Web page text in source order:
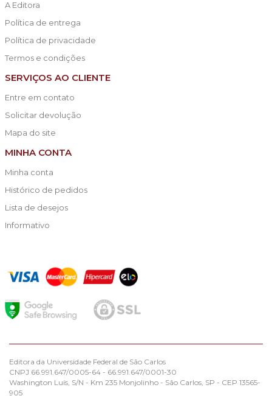
A Editora
Política de entrega
Política de privacidade
Termos e condições
SERVIÇOS AO CLIENTE
Entre em contato
Solicitar devolução
Mapa do site
MINHA CONTA
Minha conta
Histórico de pedidos
Lista de desejos
Informativo
Editora da Universidade Federal de São Carlos
CNPJ 66.991.647/0005-64 - 66.991.647/0001-30
Washington Luís, S/N - Km 235 Monjolinho - São Carlos, SP - CEP 13565-
905